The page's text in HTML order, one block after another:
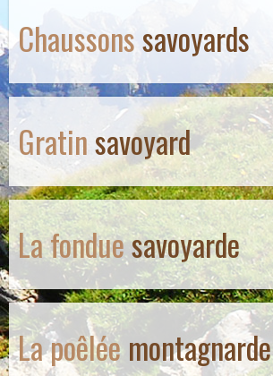
Chaussonssavoyards
Gratinsavoyard
La fonduesavoyarde
La poêléemontagnarde